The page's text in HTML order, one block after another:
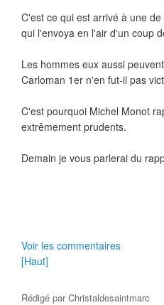
C'est ce qui est arrivé à une
qui l'envoya en l'air d'un coup
Les hommes eux aussi
Carloman 1er n'en fut-il pas
C'est pourquoi Michel Monot
extrêmement prudents.
Demain je vous parlerai du
Voir les commentaires
[Haut]
Rédigé parChristaldesaintmarc